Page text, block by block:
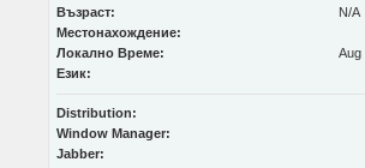
Възраст:
N/A
Местонахождение:
Локално Време:
Aug
Език:
Distribution:
Window Manager:
Jabber: